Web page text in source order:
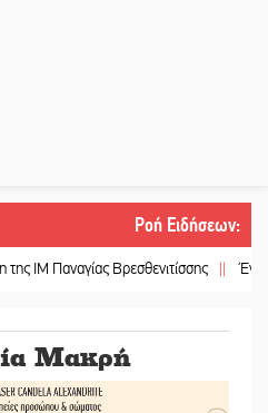
Ροή Ειδήσεων:
Βρεσθενιτίσσης || Ένα
Μακρή